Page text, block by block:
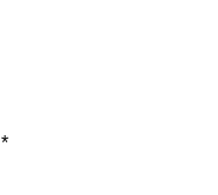
*Erforderlich